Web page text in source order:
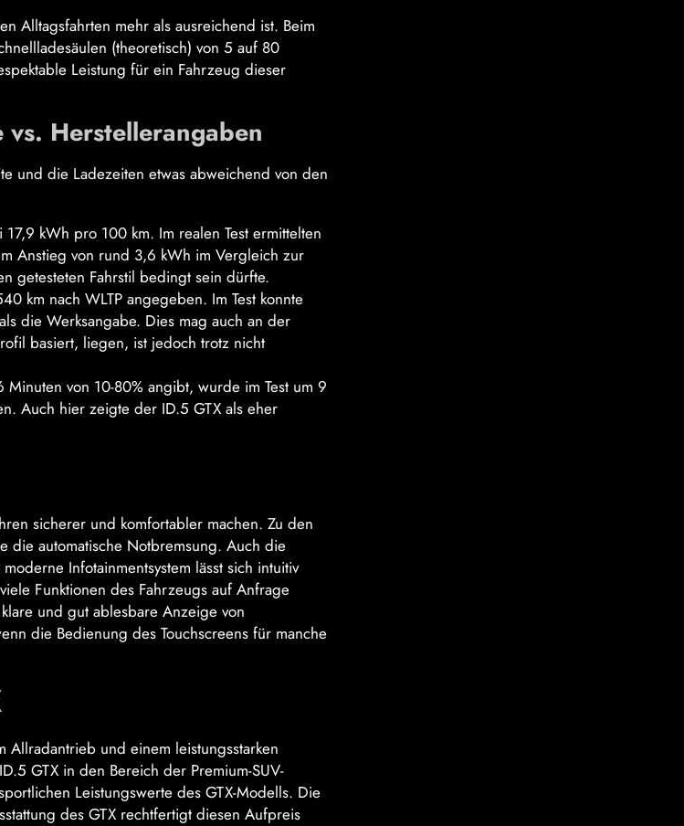
Alltagsfahrten mehr als ausreichend ist. Beim
(theoretisch) von 5 auf 80
Leistung für ein Fahrzeug dieser
Herstellerangaben
und die Ladezeiten etwas abweichend von den
kWh pro 100 km. Im realen Test ermittelten
Anstieg von rund 3,6 kWh im Vergleich zur
getesteten Fahrstil bedingt sein dürfte.
km nach WLTP angegeben. Im Test konnte
die Werksangabe. Dies mag auch an der
basiert, liegen, ist jedoch trotz nicht
von 10-80% angibt, wurde im Test um 9
Auch hier zeigte der ID.5 GTX als eher
sicherer und komfortabler machen. Zu den
die automatische Notbremsung. Auch die
Infotainmentsystem lässt sich intuitiv
Funktionen des Fahrzeugs auf Anfrage
und gut ablesbare Anzeige von
die Bedienung des Touchscreens für manche
Allradantrieb und einem leistungsstarken
GTX in den Bereich der Premium-SUV-
Leistungswerte des GTX-Modells. Die
des GTX rechtfertigt diesen Aufpreis